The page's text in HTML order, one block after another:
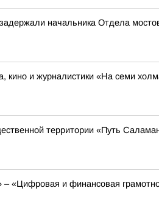
начальника Отдела
кино и журналистики «На семи
территории «Путь
«Цифровая и финансовая